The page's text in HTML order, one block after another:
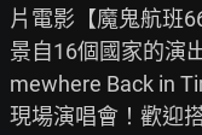
片電影【魔鬼航班
景自16個國家的演
mewhere Back in
現場演唱會！歡迎